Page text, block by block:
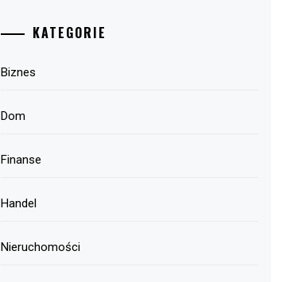
KATEGORIE
Biznes
Dom
Finanse
Handel
Nieruchomości